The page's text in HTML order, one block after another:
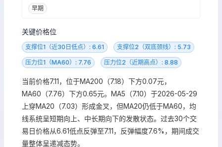
早期
关键价格位
支撑位1（近30日低点）: 6.61 支撑位2（双底颈线）: 5.73
压力位1（MA60）: 7.76 压力位2（近期高点）: 8.88
当前价格7.11，位于MA200（7.18）下方0.07元，
MA60（7.76）下方0.65元。MA5（7.10）于2026-05-29
上穿MA20（7.03）形成金叉，但MA20仍低于MA60，均
线系统呈短期向上、中长期向下的发散状态。过去30个交
易日价格从6.61低点反弹至7.11，反弹幅度7.6%，期间成交
量整体呈递减态势。